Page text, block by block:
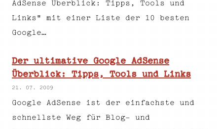
AdSense Überblick: Tipps, Tools und
Links" mit einer Liste der 10 besten
Google…
Der ultimative Google AdSense
Überblick: Tipps, Tools und Links
21. 07. 2009
Google AdSense ist der einfachste und
schnellste Weg für Blog- und